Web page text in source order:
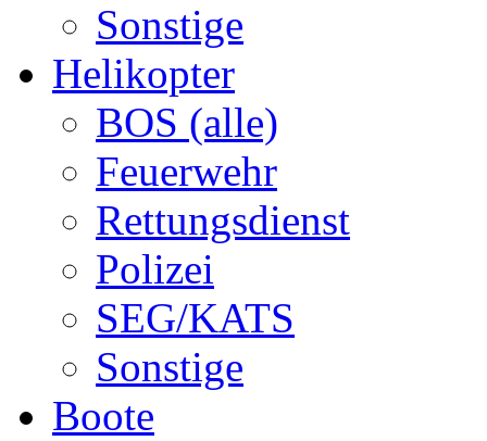
Sonstige
Helikopter
BOS (alle)
Feuerwehr
Rettungsdienst
Polizei
SEG/KATS
Sonstige
Boote